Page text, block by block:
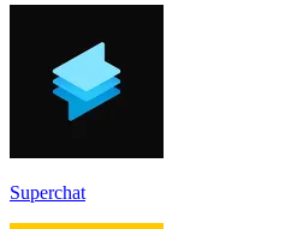
Superchat